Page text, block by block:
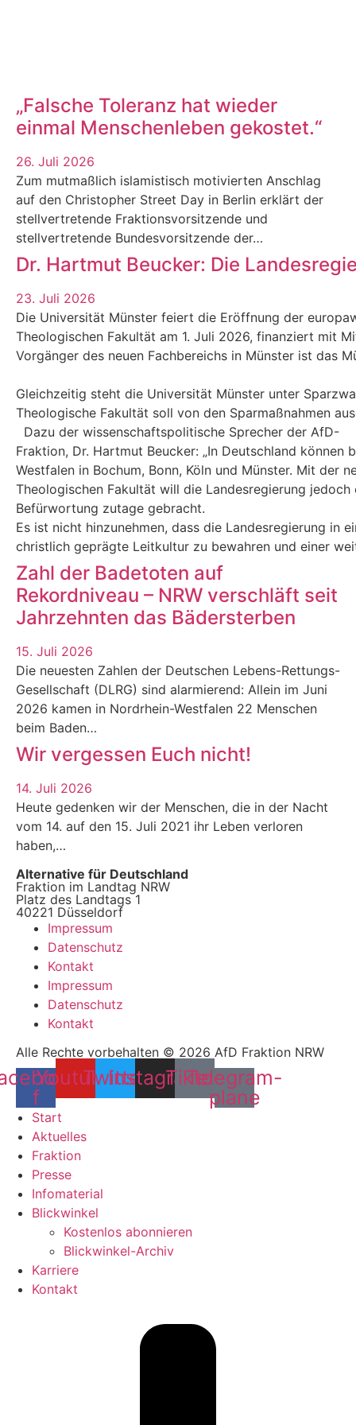
„Falsche Toleranz hat wieder
einmal Menschenleben gekostet.“
26. Juli 2026
Zum mutmaßlich islamistisch motivierten Anschlag
auf den Christopher Street Day in Berlin erklärt der
stellvertretende Fraktionsvorsitzende und
stellvertretende Bundesvorsitzende der…
Dr. Hartmut Beucker: Die
23. Juli 2026
Die Universität Münster feiert die Eröffnung der
Theologischen Fakultät am 1. Juli 2026, finanziert mit
Vorgänger des neuen Fachbereichs in Münster ist das
Gleichzeitig steht die Universität Münster unter
Theologische Fakultät soll von den Sparmaßnahmen
Dazu der wissenschaftspolitische Sprecher der AfD-
Fraktion, Dr. Hartmut Beucker: „In Deutschland
Westfalen in Bochum, Bonn, Köln und Münster. Mit der
Theologischen Fakultät will die Landesregierung
Befürwortung zutage gebracht.
Es ist nicht hinzunehmen, dass die Landesregierung in
christlich geprägte Leitkultur zu bewahren und einer
Zahl der Badetoten auf
Rekordniveau – NRW verschläft seit
Jahrzehnten das Bädersterben
15. Juli 2026
Die neuesten Zahlen der Deutschen Lebens-Rettungs-
Gesellschaft (DLRG) sind alarmierend: Allein im Juni
2026 kamen in Nordrhein-Westfalen 22 Menschen
beim Baden…
Wir vergessen Euch nicht!
14. Juli 2026
Heute gedenken wir der Menschen, die in der Nacht
vom 14. auf den 15. Juli 2021 ihr Leben verloren
haben,…
Alternative für Deutschland
Fraktion im Landtag NRW
Platz des Landtags 1
40221 Düsseldorf
Impressum
Datenschutz
Kontakt
Impressum
Datenschutz
Kontakt
Alle Rechte vorbehalten © 2026 AfD Fraktion NRW
f
YoutubeTwitter
Instagram
Tiktok
Telegram-
plane
Start
Aktuelles
Fraktion
Presse
Infomaterial
Blickwinkel
Kostenlos abonnieren
Blickwinkel-Archiv
Karriere
Kontakt